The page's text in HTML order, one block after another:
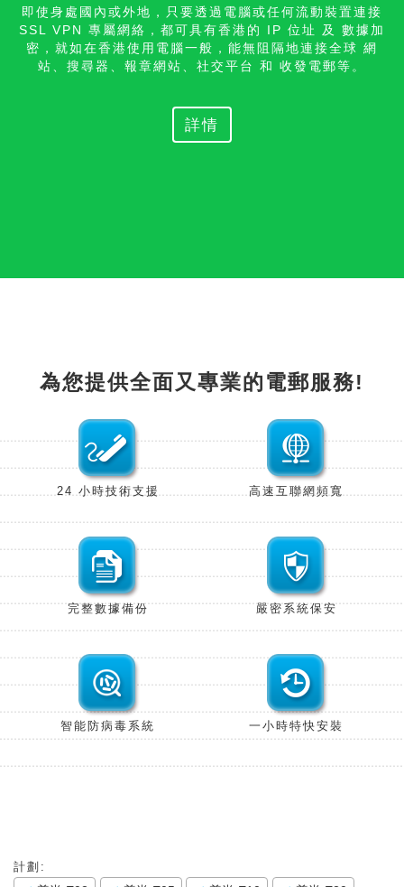
即使身處國內或外地，只要透過電腦或任何流動裝置連接
SSL VPN 專屬網絡，都可具有香港的 IP 位址 及 數據加
密，就如在香港使用電腦一般，能無阻隔地連接全球 網
站、搜尋器、報章網站、社交平台 和 收發 電郵等。
詳情
為您提供全面又專業的電郵服務!
24 小時技術支援 高速互聯網 頻寬
完整數據備份 嚴密系統保安
智能防病毒 系統 一小時特快安裝
計劃: